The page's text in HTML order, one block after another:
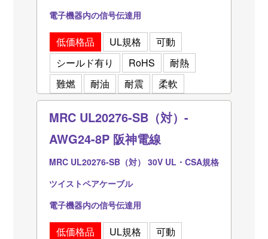
電子機器内の信号伝達用
低価格品 UL規格
可動
シールド有り
RoHS
耐熱
難燃
耐油 耐震 柔軟
MRC UL20276-SB（対）-
AWG24-8P 阪神電線
MRC UL20276-SB（対） 30V UL・CSA規格
ツイストペアケーブル
電子機器内の信号伝達用
低価格品 UL規格
可動